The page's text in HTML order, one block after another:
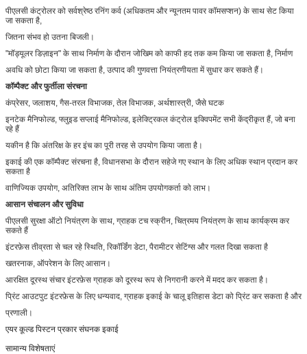
पीएलसी कंट्रोलर को सर्वश्रेष्ठ रनिंग कर्व (अधिकतम और न्यूनतम पावर कॉमसप्शन) के साथ सेट किया
जा सकता है,
जितना संभव हो उतना बिजली।
"मॉड्यूलर डिज़ाइन" के साथ निर्माण के दौरान जोखिम को काफी हद तक कम किया जा सकता है, निर्माण
अवधि को छोटा किया जा सकता है, उत्पाद की गुणवत्ता नियंत्रणीयता में सुधार कर सकते हैं।
कॉम्पैक्ट और फुर्तीला संरचना
कंप्रेसर, जलाशय, गैस-तरल विभाजक, तेल विभाजक, अर्थशास्त्री, जैसे घटक
इनटेक मैनिफोल्ड, फ्लुइड सप्लाई मैनिफोल्ड, इलेक्ट्रिकल कंट्रोल इक्विपमेंट सभी केंद्रीकृत हैं, जो बना
रहे हैं
यकीन है कि अंतरिक्ष के हर इंच का पूरी तरह से उपयोग किया जाता है।
इकाई की एक कॉम्पैक्ट संरचना है, विधानसभा के दौरान सहेजे गए स्थान के लिए अधिक स्थान प्रदान कर
सकता है
वाणिज्यिक उपयोग, अतिरिक्त लाभ के साथ अंतिम उपयोगकर्ता को लाभ।
आसान संचालन और सुविधा
पीएलसी सुरक्षा ऑटो नियंत्रण के साथ, ग्राहक टच स्क्रीन, चित्रमय नियंत्रण के साथ कार्यक्रम कर
सकते हैं
इंटरफ़ेस तीव्रता से चल रहे स्थिति, रिकॉर्डिंग डेटा, पैरामीटर सेटिंग्स और गलत दिखा सकता है
खतरनाक, ऑपरेशन के लिए आसान।
आरक्षित दूरस्थ संचार इंटरफ़ेस ग्राहक को दूरस्थ रूप से निगरानी करने में मदद कर सकता है।
प्रिंट आउटपुट इंटरफ़ेस के लिए धन्यवाद, ग्राहक इकाई के चालू इतिहास डेटा को प्रिंट कर सकता है और
प्रणाली।
एयर कूल्ड पिस्टन प्रकार संघनक इकाई
सामान्य विशेषताएं